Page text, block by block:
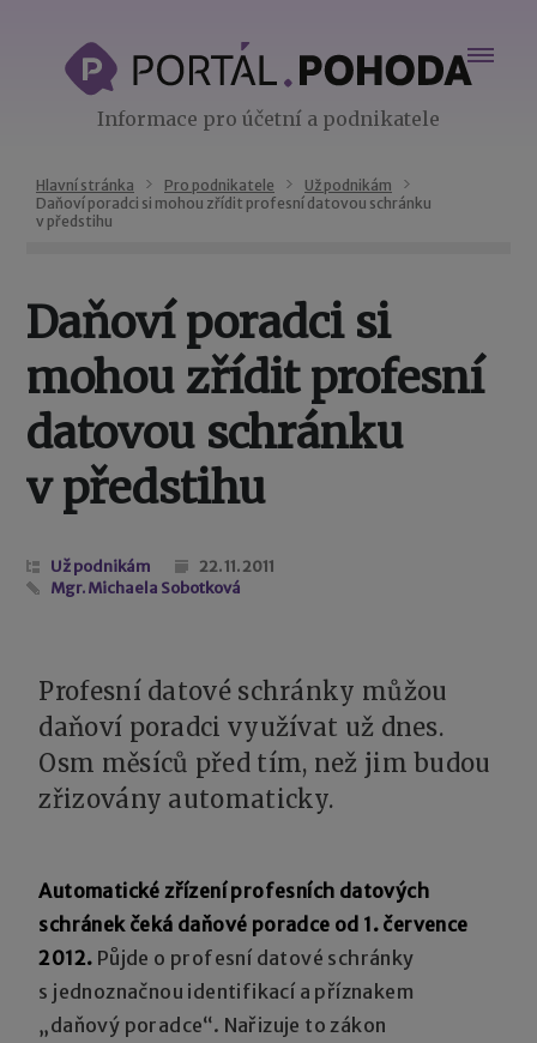
Informace pro účetní a podnikatele
Hlavní stránka Pro podnikatele
Už podnikám
Daňoví poradci si mohou zřídit profesní datovou schránku
v předstihu
Daňoví poradci si
mohou zřídit profesní
datovou schránku
v předstihu
Už podnikám
22. 11. 2011
Mgr. Michaela Sobotková
Profesní datové schránky můžou
daňoví poradci využívat už dnes.
Osm měsíců před tím, než jim budou
zřizovány automaticky.
Automatické zřízení profesních datových
schránek čeká daňové poradce od 1. července
2012. Půjde o profesní datové schránky
s jednoznačnou identifikací a příznakem
„daňový poradce“. Nařizuje to zákon